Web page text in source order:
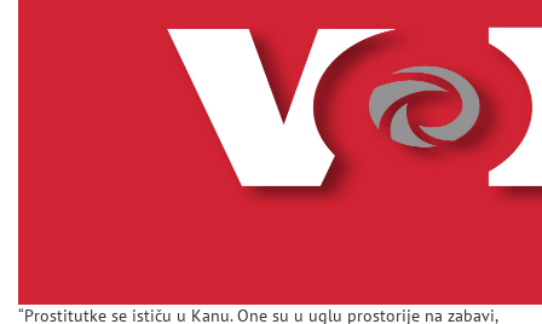
“Prostitutke se ističu u Kanu. One su u uglu prostorije na zabavi,